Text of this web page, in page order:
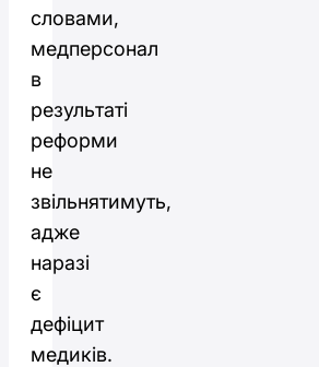
словами,
медперсонал
в
результаті
реформи
не
звільнятимуть,
адже
наразі
є
дефіцит
медиків.